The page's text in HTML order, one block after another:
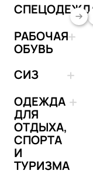
РАБОЧАЯ
ОБУВЬ
СИЗ
ОДЕЖДА
ДЛЯ
ОТДЫХА,
СПОРТА
И
ТУРИЗМА